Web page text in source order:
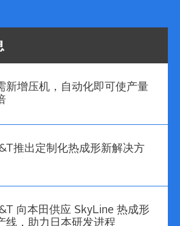
新增压机，自动化即可使产量
推出定制化热成形新解决方
向本田供应 SkyLine 热成形
线，助力日本研发进程